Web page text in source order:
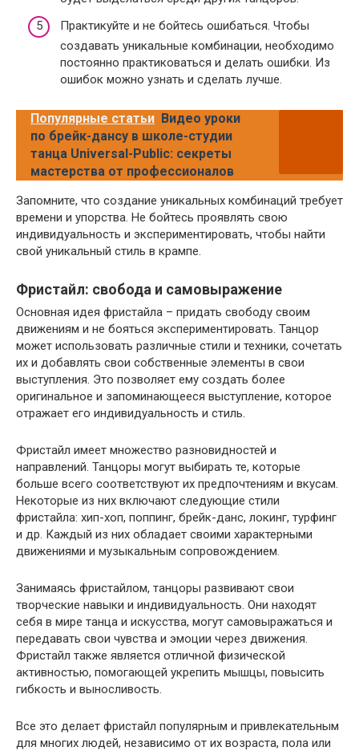
Практикуйте и не бойтесь ошибаться. Чтобы
создавать уникальные комбинации, необходимо
постоянно практиковаться и делать ошибки. Из
ошибок можно узнать и сделать лучше.
Популярные статьи Видео уроки
по брейк-дансу в школе-студии
танца Universal-Public: секреты
мастерства от профессионалов
Запомните, что создание уникальных комбинаций требует
времени и упорства. Не бойтесь проявлять свою
индивидуальность и экспериментировать, чтобы найти
свой уникальный стиль в крампе.
Фристайл: свобода и самовыражение
Основная идея фристайла – придать свободу своим
движениям и не бояться экспериментировать. Танцор
может использовать различные стили и техники, сочетать
их и добавлять свои собственные элементы в свои
выступления. Это позволяет ему создать более
оригинальное и запоминающееся выступление, которое
отражает его индивидуальность и стиль.
Фристайл имеет множество разновидностей и
направлений. Танцоры могут выбирать те, которые
больше всего соответствуют их предпочтениям и вкусам.
Некоторые из них включают следующие стили
фристайла: хип-хоп, поппинг, брейк-данс, локинг, турфинг
и др. Каждый из них обладает своими характерными
движениями и музыкальным сопровождением.
Занимаясь фристайлом, танцоры развивают свои
творческие навыки и индивидуальность. Они находят
себя в мире танца и искусства, могут самовыражаться и
передавать свои чувства и эмоции через движения.
Фристайл также является отличной физической
активностью, помогающей укрепить мышцы, повысить
гибкость и выносливость.
Все это делает фристайл популярным и привлекательным
для многих людей, независимо от их возраста, пола или